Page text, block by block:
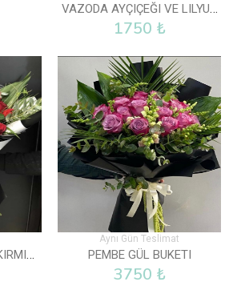
VAZODA AYÇIÇEĞI VE LILYUM
1750 ₺
30 ADET - BOUTIGUE KIRMIZI GÜL BUKETI
Aynı Gün Teslimat
PEMBE GÜL BUKETI
3750 ₺